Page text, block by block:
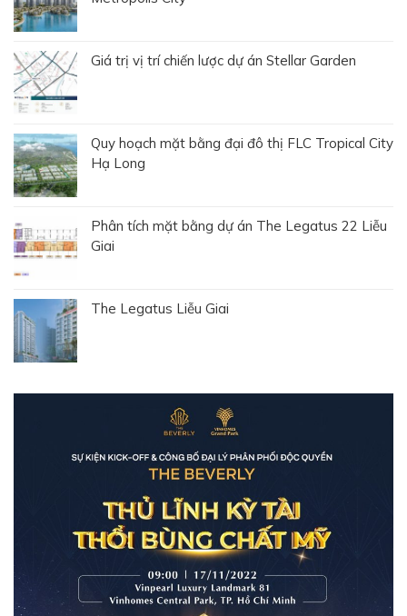
Giá trị vị trí chiến lược dự án Stellar Garden
Quy hoạch mặt bằng đại đô thị FLC Tropical City
Hạ Long
Phân tích mặt bằng dự án The Legatus 22 Liễu
Giai
The Legatus Liễu Giai